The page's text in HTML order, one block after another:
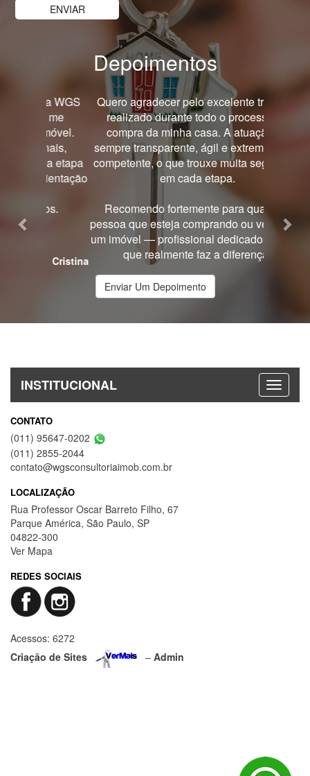
Depoimentos
Quero agradecer pelo excelente trabalho
realizado durante todo o processo de
compra da minha casa. A atuação foi
sempre transparente, ágil e extremamente
competente, o que trouxe muita segurança
em cada etapa.
Recomendo fortemente para qualquer
pessoa que esteja comprando ou vendendo
um imóvel — profissional dedicado, gentil e
que realmente faz a diferença.
Enviar Um Depoimento
INSTITUCIONAL
CONTATO
(011) 95647-0202
(011) 2855-2044
LOCALIZAÇÃO
Rua Professor Oscar Barreto Filho, 67
Parque América, São Paulo, SP
04822-300
REDES SOCIAIS
Acessos: 6272